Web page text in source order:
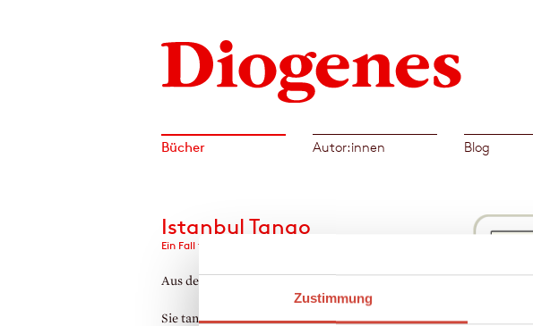
Zustimmung
Bücher Autor:innen Blog
Istanbul Tango
Ein Fall für Kati Hirschel
Aus dem Türkischen von Antje Bauer
Sie tanzt Tango, wohnt in einer schicken